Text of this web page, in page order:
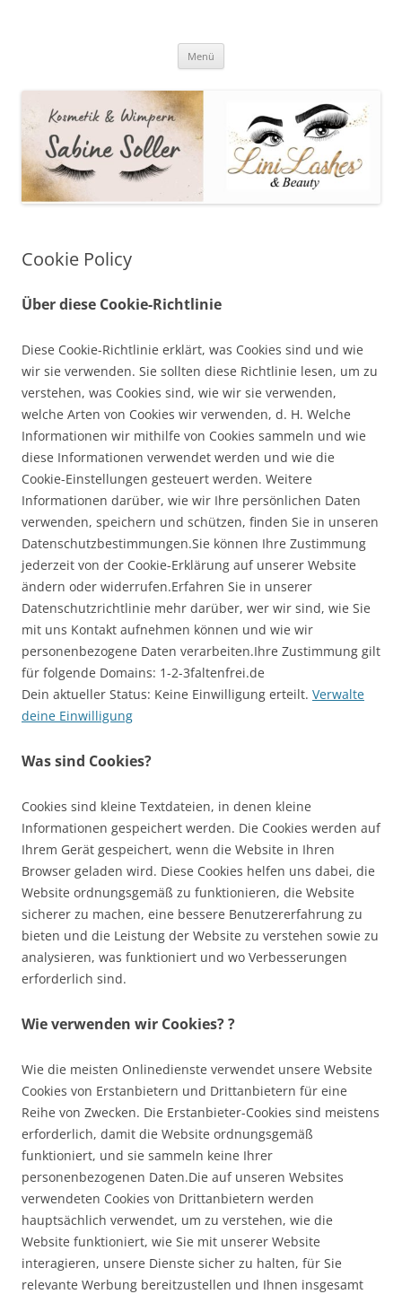
Menü
Cookie Policy
Über diese Cookie-Richtlinie
Diese Cookie-Richtlinie erklärt, was Cookies sind und wie
wir sie verwenden. Sie sollten diese Richtlinie lesen, um zu
verstehen, was Cookies sind, wie wir sie verwenden,
welche Arten von Cookies wir verwenden, d. H. Welche
Informationen wir mithilfe von Cookies sammeln und wie
diese Informationen verwendet werden und wie die
Cookie-Einstellungen gesteuert werden. Weitere
Informationen darüber, wie wir Ihre persönlichen Daten
verwenden, speichern und schützen, finden Sie in unseren
Datenschutzbestimmungen.Sie können Ihre Zustimmung
jederzeit von der Cookie-Erklärung auf unserer Website
ändern oder widerrufen.Erfahren Sie in unserer
Datenschutzrichtlinie mehr darüber, wer wir sind, wie Sie
mit uns Kontakt aufnehmen können und wie wir
personenbezogene Daten verarbeiten.Ihre Zustimmung gilt
für folgende Domains: 1-2-3faltenfrei.de
Dein aktueller Status: Keine Einwilligung erteilt. Verwalte
deine Einwilligung
Was sind Cookies?
Cookies sind kleine Textdateien, in denen kleine
Informationen gespeichert werden. Die Cookies werden auf
Ihrem Gerät gespeichert, wenn die Website in Ihren
Browser geladen wird. Diese Cookies helfen uns dabei, die
Website ordnungsgemäß zu funktionieren, die Website
sicherer zu machen, eine bessere Benutzererfahrung zu
bieten und die Leistung der Website zu verstehen sowie zu
analysieren, was funktioniert und wo Verbesserungen
erforderlich sind.
Wie verwenden wir Cookies? ?
Wie die meisten Onlinedienste verwendet unsere Website
Cookies von Erstanbietern und Drittanbietern für eine
Reihe von Zwecken. Die Erstanbieter-Cookies sind meistens
erforderlich, damit die Website ordnungsgemäß
funktioniert, und sie sammeln keine Ihrer
personenbezogenen Daten.Die auf unseren Websites
verwendeten Cookies von Drittanbietern werden
hauptsächlich verwendet, um zu verstehen, wie die
Website funktioniert, wie Sie mit unserer Website
interagieren, unsere Dienste sicher zu halten, für Sie
relevante Werbung bereitzustellen und Ihnen insgesamt